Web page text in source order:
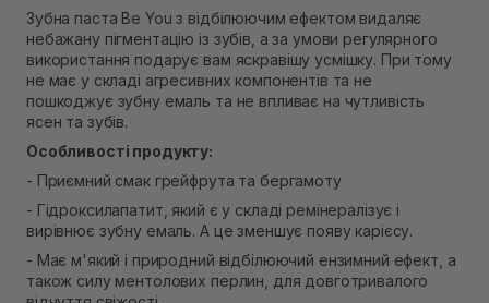
Самовивіз м. Рівне, вул. 16-го Липня, 15
В наявності
Самовивіз м. Рівне, вул. Кулика і Гудачека 23 (ТЦ
Екватор)
В наявності
Зубна паста Be You з відбілюючим ефектом видаляє
небажану пігментацію із зубів, а за умови регулярного
використання подарує вам яскравішу усмішку. При тому
не має у складі агресивних компонентів та не
пошкоджує зубну емаль та не впливає на чутливість
ясен та зубів.
Особливості продукту:
- Приємний смак грейфрута та бергамоту
- Гідроксилапатит, який є у складі ремінералізує і
вирівнює зубну емаль. А це зменшує появу карієсу.
- Має м'який і природний відбілюючий ензимний ефект, а
також силу ментолових перлин, для довготривалого